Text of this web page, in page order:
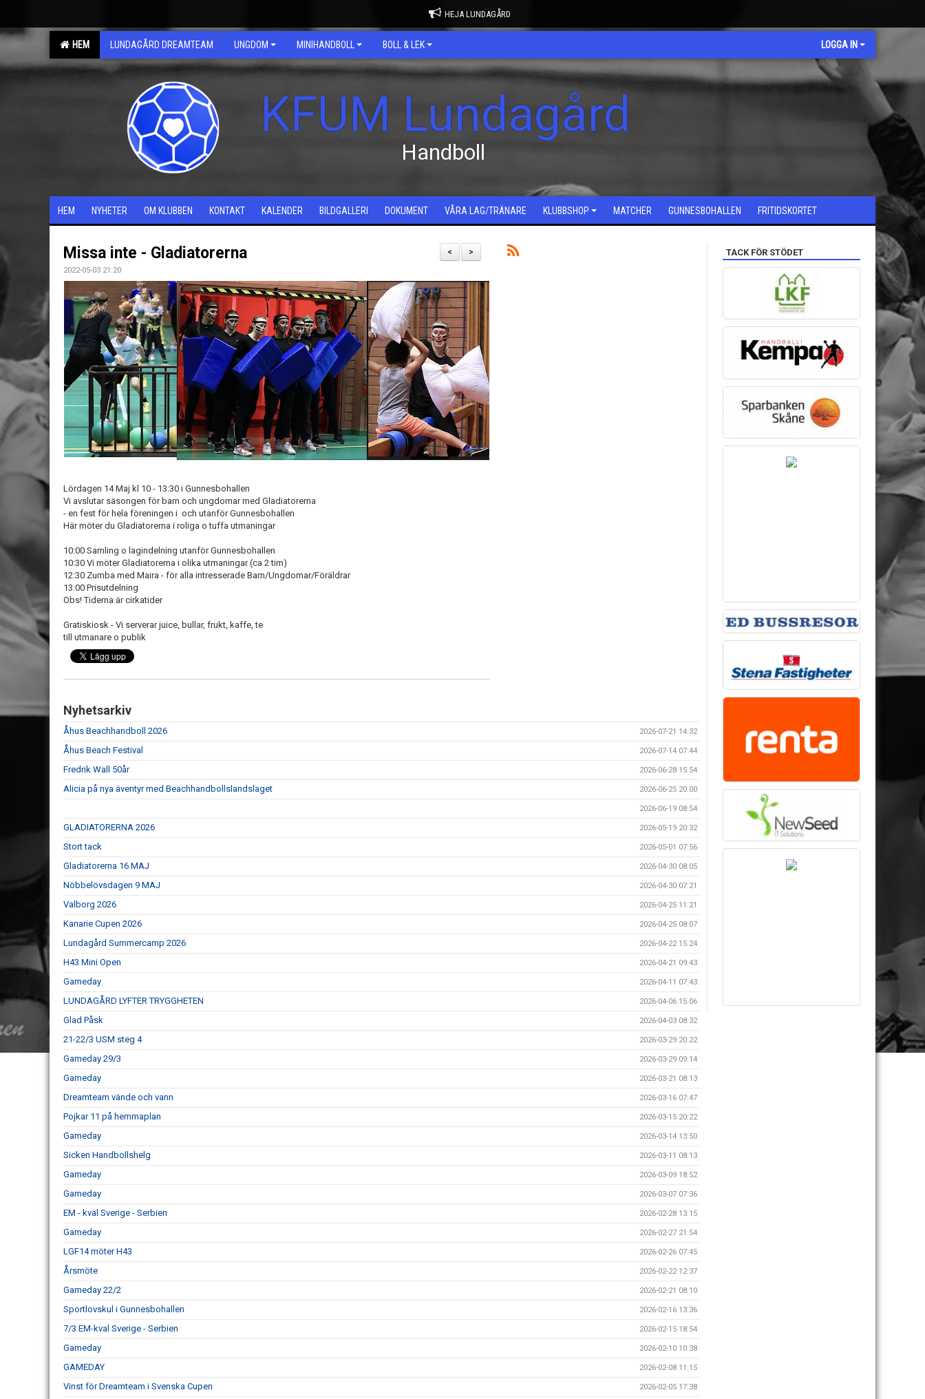
HEJA LUNDAGÅRD
HEM LUNDAGÅRD DREAMTEAM UNGDOM MINIHANDBOLL BOLL & LEK LOGGA IN
KFUM Lundagård
Handboll
HEM NYHETER OM KLUBBEN KONTAKT KALENDER BILDGALLERI DOKUMENT VÅRA LAG/TRÄNARE KLUBBSHOP MATCHER GUNNESBOHALLEN FRITIDSKORTET
>
<
Missa inte - Gladiatorerna
2022-05-03 21:20
Lördagen 14 Maj kl 10 - 13:30 i Gunnesbohallen
Vi avslutar säsongen för barn och ungdomar med Gladiatorerna
- en fest för hela föreningen i och utanför Gunnesbohallen
Här möter du Gladiatorerna i roliga o tuffa utmaningar
10:00 Samling o lagindelning utanför Gunnesbohallen
10:30 Vi möter Gladiatorerna i olika utmaningar (ca 2 tim)
12:30 Zumba med Maira - för alla intresserade Barn/Ungdomar/Föräldrar
13:00 Prisutdelning
Obs! Tiderna är cirkatider
Gratiskiosk - Vi serverar juice, bullar, frukt, kaffe, te
till utmanare o publik
Nyhetsarkiv
Åhus Beachhandboll 2026 2026-07-21 14:32
Åhus Beach Festival 2026-07-14 07:44
Fredrik Wall 50år 2026-06-28 15:54
Alicia på nya äventyr med Beachhandbollslandslaget 2026-06-25 20:00
2026-06-19 08:54
GLADIATORERNA 2026 2026-05-19 20:32
Stort tack 2026-05-01 07:56
Gladiatorerna 16 MAJ 2026-04-30 08:05
Nöbbelövsdagen 9 MAJ 2026-04-30 07:21
Valborg 2026 2026-04-25 11:21
Kanarie Cupen 2026 2026-04-25 08:07
Lundagård Summercamp 2026 2026-04-22 15:24
H43 Mini Open 2026-04-21 09:43
Gameday 2026-04-11 07:43
LUNDAGÅRD LYFTER TRYGGHETEN 2026-04-06 15:06
Glad Påsk 2026-04-03 08:32
21-22/3 USM steg 4 2026-03-29 20:22
Gameday 29/3 2026-03-29 09:14
Gameday 2026-03-21 08:13
Dreamteam vände och vann 2026-03-16 07:47
Pojkar 11 på hemmaplan 2026-03-15 20:22
Gameday 2026-03-14 13:50
Sicken Handbollshelg 2026-03-11 08:13
Gameday 2026-03-09 18:52
Gameday 2026-03-07 07:36
EM - kval Sverige - Serbien 2026-02-28 13:15
Gameday 2026-02-27 21:54
LGF14 möter H43 2026-02-26 07:45
Årsmöte 2026-02-22 12:37
Gameday 22/2 2026-02-21 08:10
Sportlovskul i Gunnesbohallen 2026-02-16 13:36
7/3 EM-kval Sverige - Serbien 2026-02-15 18:54
Gameday 2026-02-10 10:38
GAMEDAY 2026-02-08 11:15
Vinst för Dreamteam i Svenska Cupen 2026-02-05 17:38
TACK FÖR STÖDET